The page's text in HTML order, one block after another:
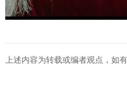
上述内容为转载或编者观点，如